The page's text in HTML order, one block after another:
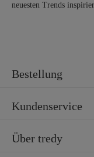
neuesten Trends
Bestellung
Kundenservice
Über tredy